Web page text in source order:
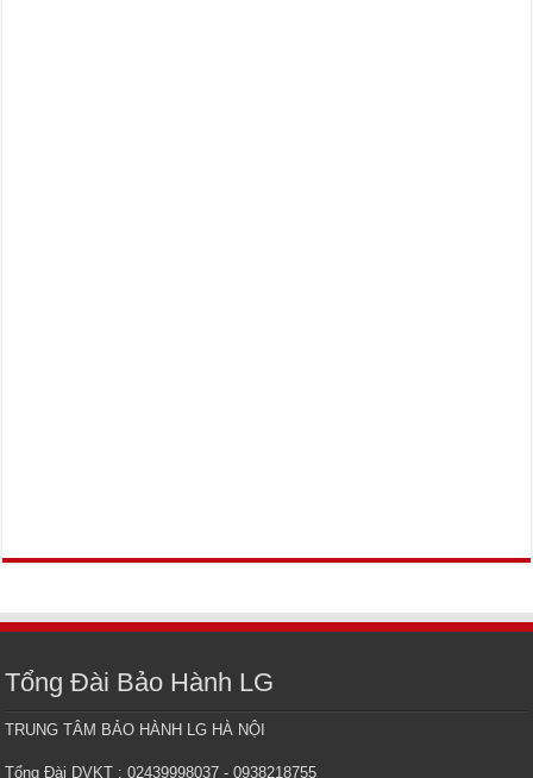
Tổng Đài Bảo Hành LG
TRUNG TÂM BẢO HÀNH LG HÀ NỘI
Tổng Đài DVKT : 02439998037 - 0938218755